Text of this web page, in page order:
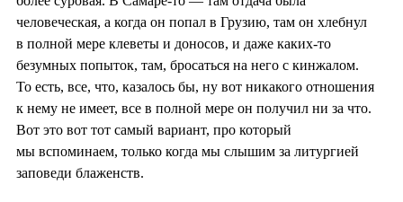
человеческая, а когда он попал в Грузию, там он хлебнул
в полной мере клеветы и доносов, и даже каких-то
безумных попыток, там, бросаться на него с кинжалом.
То есть, все, что, казалось бы, ну вот никакого отношения
к нему не имеет, все в полной мере он получил ни за что.
Вот это вот тот самый вариант, про который
мы вспоминаем, только когда мы слышим за литургией
заповеди блаженств.